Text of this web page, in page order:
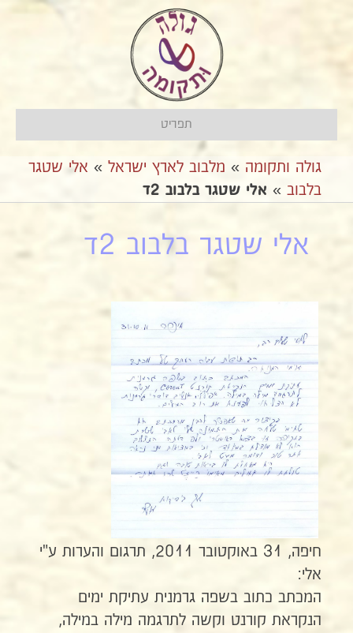
תפריט
גולה ותקומה » מלבוב לארץ ישראל » אלי שטגר
בלבוב » אלי שטגר בלבוב 2ד
אלי שטגר בלבוב 2ד
חיפה, 31 באוקטובר 2011, תרגום והערות ע"י
אלי:
המכתב כתוב בשפה גרמנית עתיקת ימים
הנקראת קורנט וקשה לתרגמה מילה במילה,